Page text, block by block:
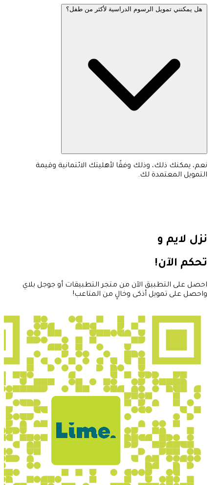
هل يمكنني تمويل الرسوم الدراسية لأكثر من طفل؟
نعم، يمكنك ذلك، وذلك وفقًا لأهليتك الائتمانية وقيمة
التمويل المعتمدة لك.
نزل لايم و
تحكم الآن!
احصل على التطبيق الآن من متجر التطبيقات أو جوجل بلاي
واحصل على تمويل أذكى وخالٍ من المتاعب!